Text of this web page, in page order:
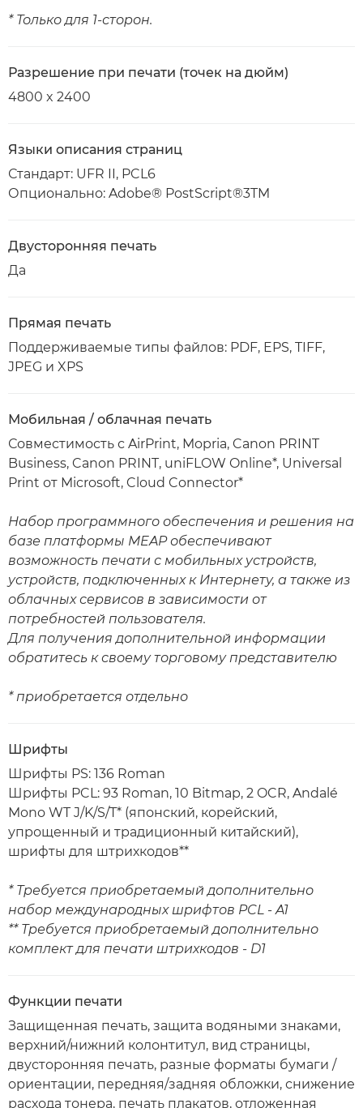
* Только для 1-сторон.
Разрешение при печати (точек на дюйм)
4800 x 2400
Языки описания страниц
Стандарт: UFR II, PCL6
Опционально: Adobe® PostScript®3TM
Двусторонняя печать
Да
Прямая печать
Поддерживаемые типы файлов: PDF, EPS, TIFF,
JPEG и XPS
Мобильная / облачная печать
Совместимость с AirPrint, Mopria, Canon PRINT
Business, Canon PRINT, uniFLOW Online*, Universal
Print от Microsoft, Cloud Connector*
Набор программного обеспечения и решения на
базе платформы MEAP обеспечивают
возможность печати с мобильных устройств,
устройств, подключенных к Интернету, а также из
облачных сервисов в зависимости от
потребностей пользователя.
Для получения дополнительной информации
обратитесь к своему торговому представителю
* приобретается отдельно
Шрифты
Шрифты PS: 136 Roman
Шрифты PCL: 93 Roman, 10 Bitmap, 2 OCR, Andalé
Mono WT J/K/S/T* (японский, корейский,
упрощенный и традиционный китайский),
шрифты для штрихкодов**
* Требуется приобретаемый дополнительно
набор международных шрифтов PCL - A1
** Требуется приобретаемый дополнительно
комплект для печати штрихкодов - D1
Функции печати
Защищенная печать, защита водяными знаками,
верхний/нижний колонтитул, вид страницы,
двусторонняя печать, разные форматы бумаги /
ориентации, передняя/задняя обложки, снижение
расхода тонера, печать плакатов, отложенная